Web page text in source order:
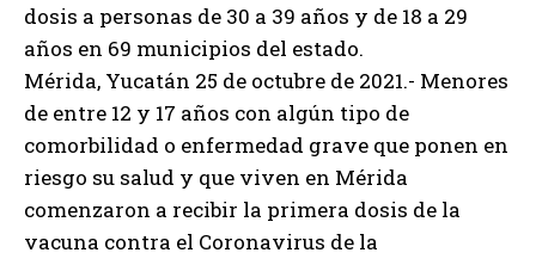
dosis a personas de 30 a 39 años y de 18 a 29
años en 69 municipios del estado.
Mérida, Yucatán 25 de octubre de 2021.- Menores
de entre 12 y 17 años con algún tipo de
comorbilidad o enfermedad grave que ponen en
riesgo su salud y que viven en Mérida
comenzaron a recibir la primera dosis de la
vacuna contra el Coronavirus de la